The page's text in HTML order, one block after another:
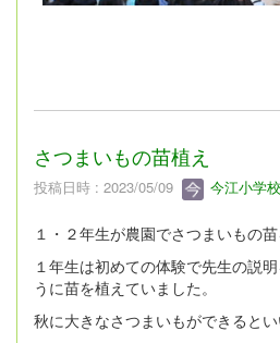
さつまいもの苗植え
投稿日時 : 2023/05/09 今江小学
１・２年生が農園でさつまいもの苗
１年生は初めての体験で先生の説
うに苗を植えていました。
秋に大きなさつまいもができるとい